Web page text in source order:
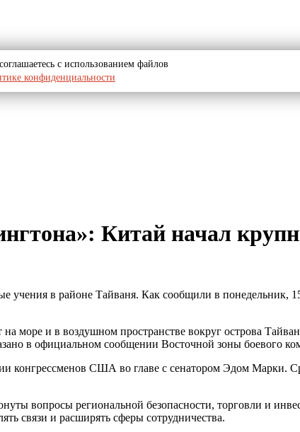
Китай начал
в районе Тайваня. Как сообщили в понедельник,
море и в воздушном пространстве вокруг острова
в официальном сообщении Восточной зоны боевого
конгрессменов США во главе с сенатором Эдом Марки.
вопросы региональной безопасности, торговли и
связи и расширять сферы сотрудничества.
с использованием файлов
конфиденциальности